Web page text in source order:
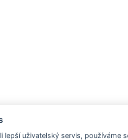
lepší uživatelský servis, používáme